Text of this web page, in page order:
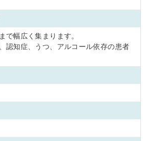
で幅広く集まります。
認知症、うつ、アルコール依存の患者